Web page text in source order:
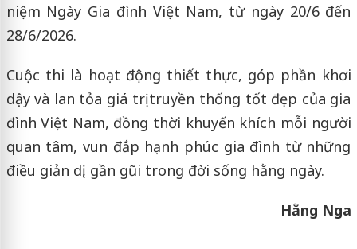
niệm Ngày Gia đình Việt Nam, từ ngày 20/6 đến
28/6/2026.
Cuộc thi là hoạt động thiết thực, góp phần khơi
dậy và lan tỏa giá trị truyền thống tốt đẹp của gia
đình Việt Nam, đồng thời khuyến khích mỗi người
quan tâm, vun đắp hạnh phúc gia đình từ những
điều giản dị, gần gũi trong đời sống hằng ngày.
Hằng Nga